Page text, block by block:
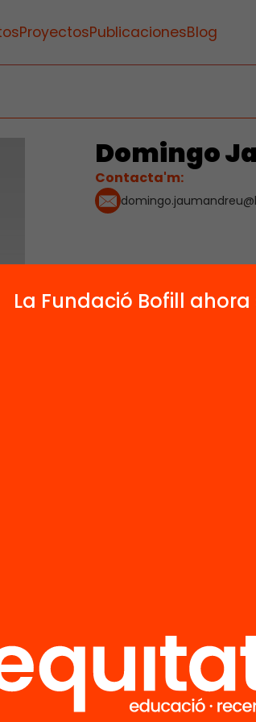
ProyectosPublicacionesBlog
Domingo
Contacta'm:
FAQS
La Fundació Bofill